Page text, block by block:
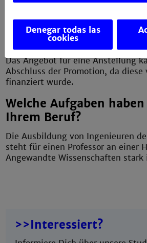
Festanstellung nach
gefunden?
Das Angebot für eine Anstellung
Abschluss der Promotion, da diese
finanziert wurde.
Welche Aufgaben
Ihrem Beruf?
Die Ausbildung von Ingenieuren
steht für einen Professor an einer
Angewandte Wissenschaften stark
>>Interessiert?
Denegar todas las
cookies